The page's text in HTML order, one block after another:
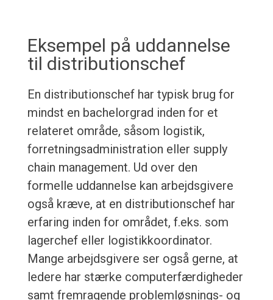
Eksempel på uddannelse
til distributionschef
En distributionschef har typisk brug for
mindst en bachelorgrad inden for et
relateret område, såsom logistik,
forretningsadministration eller supply
chain management. Ud over den
formelle uddannelse kan arbejdsgivere
også kræve, at en distributionschef har
erfaring inden for området, f.eks. som
lagerchef eller logistikkoordinator.
Mange arbejdsgivere ser også gerne, at
ledere har stærke computerfærdigheder
samt fremragende problemløsnings- og